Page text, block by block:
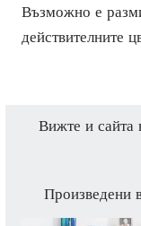
Възможно е
действителните
Вижте и сайта
Произведени